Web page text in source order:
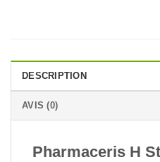
DESCRIPTION
AVIS (0)
Pharmaceris H